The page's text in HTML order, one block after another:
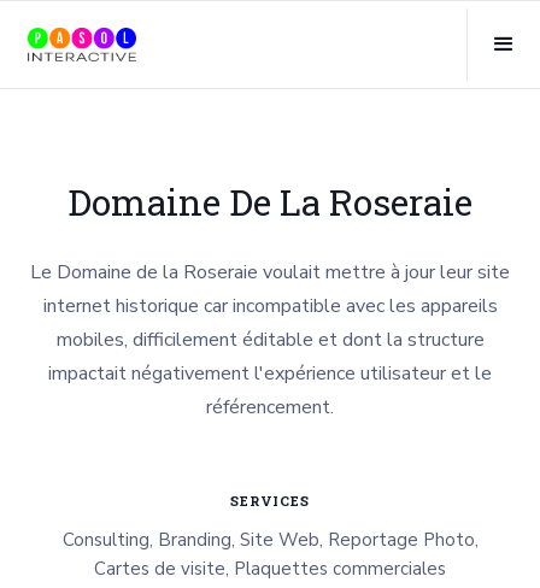
Domaine De La Roseraie
Le Domaine de la Roseraie voulait mettre à jour leur site
internet historique car incompatible avec les appareils
mobiles, difficilement éditable et dont la structure
impactait négativement l'expérience utilisateur et le
référencement.
SERVICES
Consulting, Branding, Site Web, Reportage Photo,
Cartes de visite, Plaquettes commerciales